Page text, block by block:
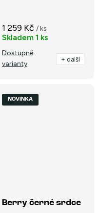
1 259 Kč / ks
Skladem 1 ks
Dostupné
varianty
+ další
NOVINKA
Berry černé srdce